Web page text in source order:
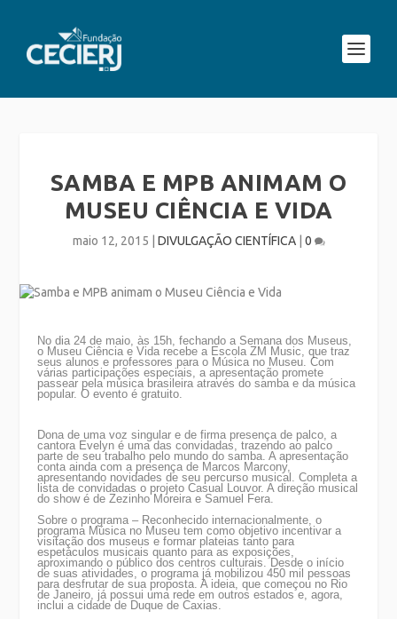
SAMBA E MPB ANIMAM O
MUSEU CIÊNCIA E VIDA
maio 12, 2015 DIVULGAÇÃO CIENTÍFICA| 0
No dia 24 de maio, às 15h, fechando a Semana dos Museus,
o Museu Ciência e Vida recebe a Escola ZM Music, que traz
seus alunos e professores para o Música no Museu. Com
várias participações especiais, a apresentação promete
passear pela música brasileira através do samba e da música
popular. O evento é gratuito.
Dona de uma voz singular e de firma presença de palco, a
cantora Evelyn é uma das convidadas, trazendo ao palco
parte de seu trabalho pelo mundo do samba. A apresentação
conta ainda com a presença de Marcos Marcony,
apresentando novidades de seu percurso musical. Completa a
lista de convidadas o projeto Casual Louvor. A direção musical
do show é de Zezinho Moreira e Samuel Fera.
Sobre o programa– Reconhecido internacionalmente, o
programa Música no Museu tem como objetivo incentivar a
visitação dos museus e formar plateias tanto para
espetáculos musicais quanto para as exposições,
aproximando o público dos centros culturais. Desde o início
de suas atividades, o programa já mobilizou 450 mil pessoas
para desfrutar de sua proposta. A ideia, que começou no Rio
de Janeiro, já possui uma rede em outros estados e, agora,
inclui a cidade de Duque de Caxias.